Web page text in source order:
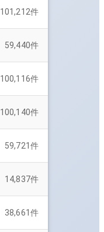
101,212件
59,440件
100,116件
100,140件
59,721 件
14,837件
38,661 件